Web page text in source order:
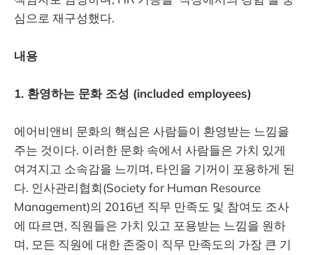
심으로 재구성했다.
내용
1. 환영하는 문화 조성 (included employees)
에어비앤비 문화의 핵심은 사람들이 환영받는 느낌을
주는 것이다. 이러한 문화 속에서 사람들은 가치 있게
여겨지고 소속감을 느끼며, 타인을 기꺼이 포용하게 된
다. 인사관리협회(Society for Human Resource
Management)의 2016년 직무 만족도 및 참여도 조사
에 따르면, 직원들은 가치 있고 포용받는 느낌을 원하
며, 모든 직원에 대한 존중이 직무 만족도의 가장 큰 기